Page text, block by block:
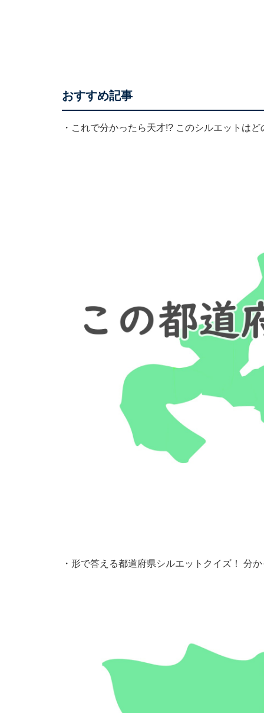
おすすめ記事
・ これで分かったら天才!? このシルエットは
・ 形で答える都道府県シルエットクイズ！ 分